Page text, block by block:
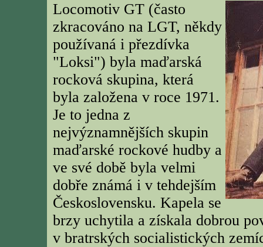
Locomotiv GT (často
zkracováno na LGT, někdy
používaná i přezdívka
"Loksi") byla maďarská
rocková skupina, která
byla založena v roce 1971.
Je to jedna z
nejvýznamnějších skupin
maďarské rockové hudby a
ve své době byla velmi
dobře známá i v tehdejším
Československu. Kapela se
brzy uchytila a získala dobrou
v bratrských socialistických